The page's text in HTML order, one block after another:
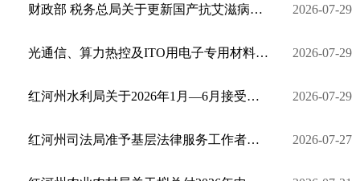
财政部 税务总局关于更新国产抗艾滋病病毒药物免税品种清单的公告 2026-07-29
光通信、算力热控及ITO用电子专用材料产业化项目环境影响评价公众参与第一次公示 2026-07-29
红河州水利局关于2026年1月—6月接受生产建设项目水土保持设施自主验收报备的公示 2026-07-29
红河州司法局准予基层法律服务工作者执业行政许可决定书 2026-07-27